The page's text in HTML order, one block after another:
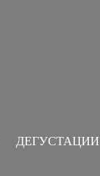
ДЕГУСТАЦИИ